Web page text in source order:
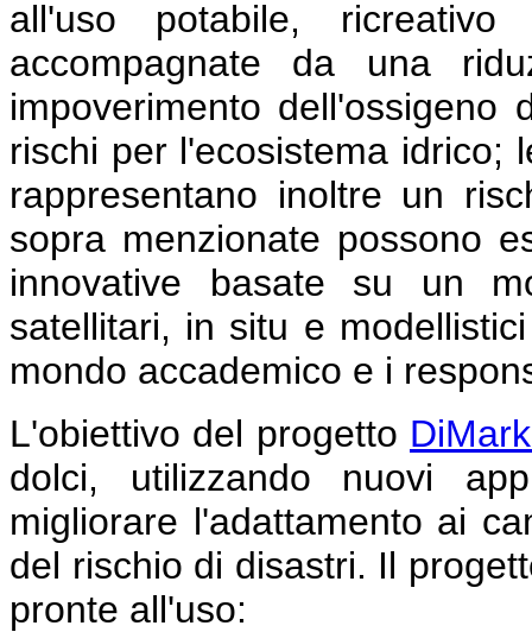
all'uso potabile,
accompagnate da una
impoverimento dell'ossigeno
rischi per l'ecosistema idrico;
rappresentano inoltre un
sopra menzionate possono
innovative basate su un
satellitari, in situ e
mondo accademico e i
L'obiettivo del progetto
dolci, utilizzando nuovi
migliorare l'adattamento ai
del rischio di disastri. Il
pronte all'uso: